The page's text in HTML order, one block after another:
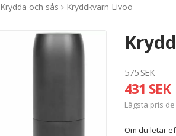
Krydda och sås Kryddkvarn Livoo
575 SEK
431 SEK
Lägsta pris
Om du letar